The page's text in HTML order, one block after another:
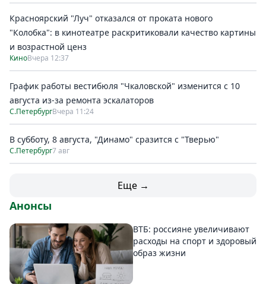
Красноярский "Луч" отказался от проката нового
"Колобка": в кинотеатре раскритиковали качество картины
и возрастной ценз
КиноВчера 12:37
График работы вестибюля "Чкаловской" изменится с 10
августа из-за ремонта эскалаторов
С.ПетербургВчера 11:24
В субботу, 8 августа, "Динамо" сразится с "Тверью"
С.Петербург7 авг
Еще →
Анонсы
ВТБ: россияне увеличивают
расходы на спорт и здоровый
образ жизни